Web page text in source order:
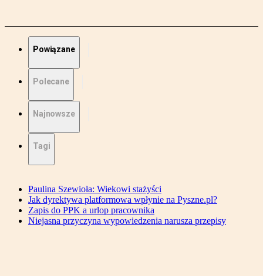
Powiązane
Polecane
Najnowsze
Tagi
Paulina Szewioła: Wiekowi stażyści
Jak dyrektywa platformowa wpłynie na Pyszne.pl?
Zapis do PPK a urlop pracownika
Niejasna przyczyna wypowiedzenia narusza przepisy